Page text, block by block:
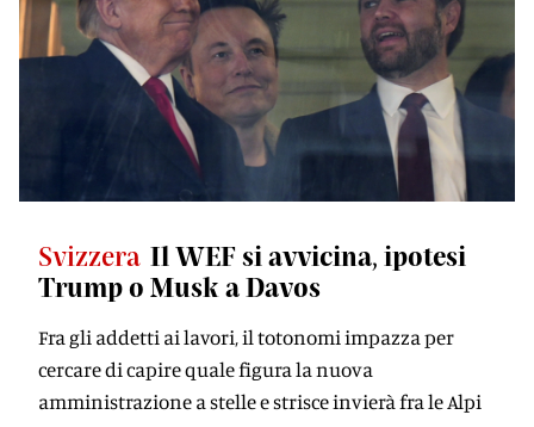
Svizzera Il WEF si avvicina, ipotesi
Trump o Musk a Davos
Fra gli addetti ai lavori, il totonomi impazza per
cercare di capire quale figura la nuova
amministrazione a stelle e strisce invierà fra le Alpi